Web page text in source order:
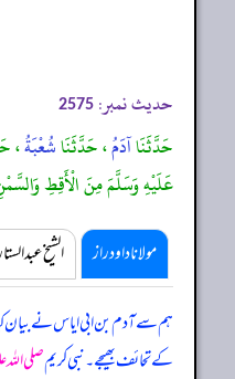
حدیث نمبر: 2575
حَدَّثَنَاآدَمُ، حَدَّثَنَاشُعْبَةُ،
عَلَيْهِ وَسَلَّمَ مِنَ الْأَقِطِ
مولانا داود راز الشیخ
ہم سے آدم بن ابی ایاس نے بیان
کے تحائف بھیجے۔ نبی کریمصلی